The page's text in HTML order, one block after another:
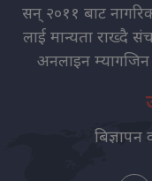
सन् २०११ बाट
लाई मान्यता राख्दै
अनलाइन
बिज्ञापन